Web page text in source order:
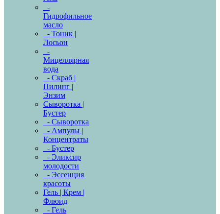
-
Гидрофильное
масло
- Тоник |
Лосьон
-
Мицеллярная
вода
- Скраб |
Пилинг |
Энзим
Сыворотка |
Бустер
- Сыворотка
- Ампулы |
Концентраты
- Бустер
- Эликсир
молодости
- Эссенция
красоты
Гель | Крем |
Флюид
- Гель